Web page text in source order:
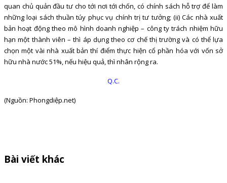
quan chủ quản đầu tư cho tới nơi tới chốn, có chính sách hỗ trợ để làm
những loại sách thuần túy phục vụ chính trị tư tưởng; (ii) Các nhà xuất
bản hoạt động theo mô hình doanh nghiệp – công ty trách nhiệm hữu
hạn một thành viên – thì áp dụng theo cơ chế thị trường và có thể lựa
chọn một vài nhà xuất bản thí điểm thực hiện cổ phần hóa với vốn sở
hữu nhà nước 51%, nếu hiệu quả, thì nhân rộng ra.
Q.C.
(Nguồn: Phongdiệp.net)
Bài viết khác